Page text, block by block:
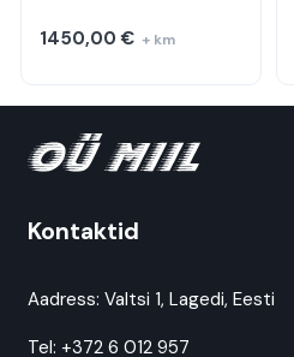
1450,00€ + km
Kontaktid
Aadress: Valtsi 1, Lagedi, Eesti
Tel: +372 6 012 957